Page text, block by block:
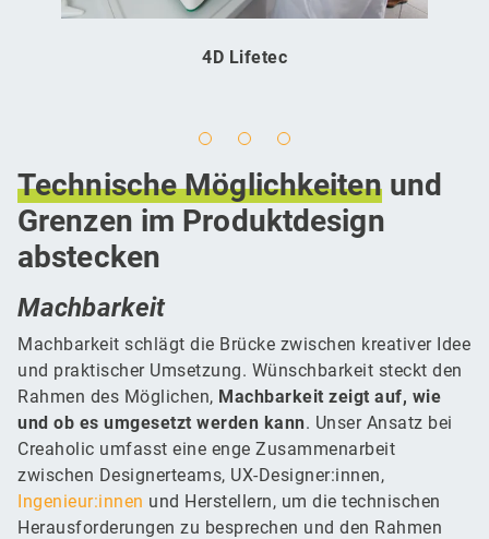
Technische Möglichkeitenund
Grenzen im Produktdesign
abstecken
Machbarkeit
Machbarkeit schlägt die Brücke zwischen kreativer Idee
und praktischer Umsetzung. Wünschbarkeit steckt den
Rahmen des Möglichen, Machbarkeit zeigt auf, wie
und ob es umgesetzt werden kann. Unser Ansatz bei
Creaholic umfasst eine enge Zusammenarbeit
zwischen Designerteams, UX-Designer:innen,
Ingenieur:innen und Herstellern, um die technischen
Herausforderungen zu besprechen und den Rahmen
4D Lifetec